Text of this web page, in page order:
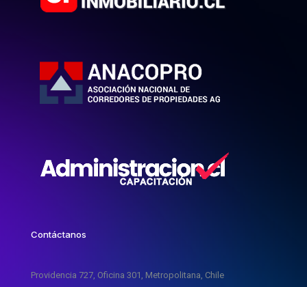
Contáctanos
Providencia 727, Oficina 301, Metropolitana, Chile